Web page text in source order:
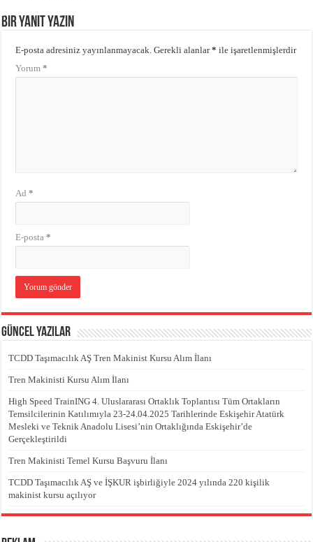
Bir yanıt yazın
E-posta adresiniz yayınlanmayacak. Gerekli alanlar* ile işaretlenmişlerdir
Yorum*
Ad*
E-posta*
Güncel Yazılar
TCDD Taşımacılık AŞ Tren Makinist Kursu Alım İlanı
Tren Makinisti Kursu Alım İlanı
High Speed TrainING 4. Uluslararası Ortaklık Toplantısı Tüm Ortakların
Temsilcilerinin Katılımıyla 23-24.04.2025 Tarihlerinde Eskişehir Atatürk
Mesleki ve Teknik Anadolu Lisesi’nin Ortaklığında Eskişehir’de
Gerçekleştirildi
Tren Makinisti Temel Kursu Başvuru İlanı
TCDD Taşımacılık AŞ ve İŞKUR işbirliğiyle 2024 yılında 220 kişilik
makinist kursu açılıyor